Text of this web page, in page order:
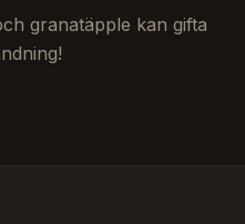
granatäpple kan gifta